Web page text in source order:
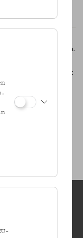
durchzusägen?
ausprobieren.
über dem
statt. Kosten: Erw- mit
). Dauer: ca. 90